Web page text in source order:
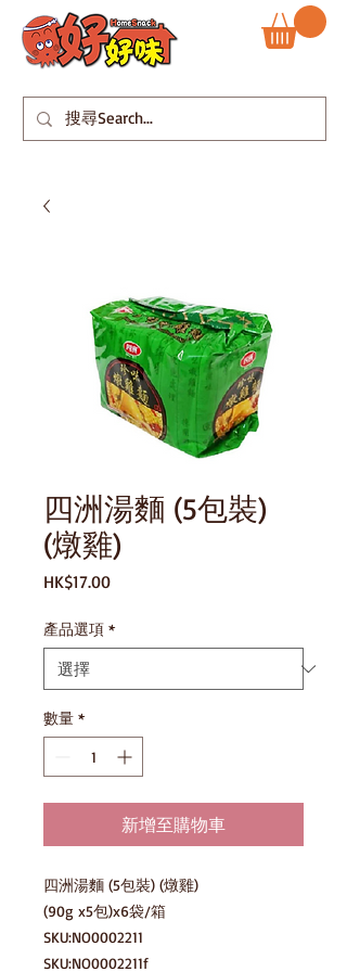
四洲湯麵 (5包裝)
(燉雞)
HK$17.00價
產品選項 *
數量 *
新增至購物車
四洲湯麵 (5包裝) (燉雞)
(90g x5包)x6袋/箱
SKU:NO0002211
SKU:NO0002211f